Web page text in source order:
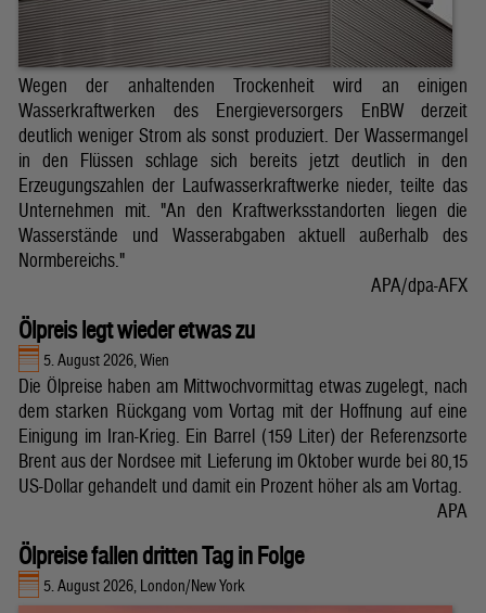
Wegen der anhaltenden Trockenheit wird an einigen
Wasserkraftwerken des Energieversorgers EnBW derzeit
deutlich weniger Strom als sonst produziert. Der Wassermangel
in den Flüssen schlage sich bereits jetzt deutlich in den
Erzeugungszahlen der Laufwasserkraftwerke nieder, teilte das
Unternehmen mit. "An den Kraftwerksstandorten liegen die
Wasserstände und Wasserabgaben aktuell außerhalb des
Normbereichs."
APA/dpa-AFX
Ölpreis legt wieder etwas zu
5. August 2026, Wien
Die Ölpreise haben am Mittwochvormittag etwas zugelegt, nach
dem starken Rückgang vom Vortag mit der Hoffnung auf eine
Einigung im Iran-Krieg. Ein Barrel (159 Liter) der Referenzsorte
Brent aus der Nordsee mit Lieferung im Oktober wurde bei 80,15
US-Dollar gehandelt und damit ein Prozent höher als am Vortag.
APA
Ölpreise fallen dritten Tag in Folge
5. August 2026, London/New York